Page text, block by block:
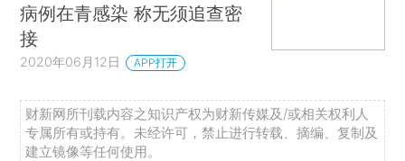
病例在青感染 称无须追查密
接
2020年06月12日 APP打开
财新网所刊载内容之知识产权为财新传媒及/或相关权利人
专属所有或持有。未经许可，禁止进行转载、摘编、复制及
建立镜像等任何使用。